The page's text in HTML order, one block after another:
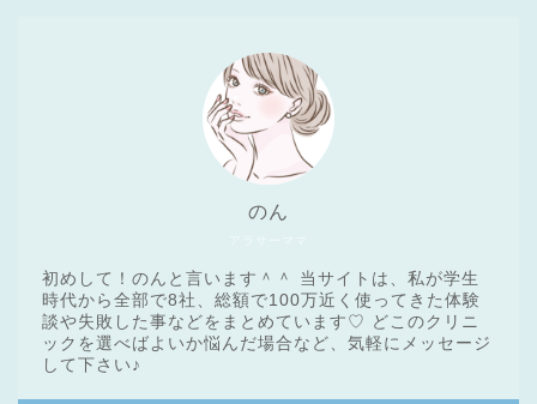
のん
初めして！のんと言います＾＾ 当サイトは、私が学生
時代から全部で8社、総額で100万近く使ってきた体験
談や失敗した事などをまとめています♡ どこのクリニ
ックを選べばよいか悩んだ場合など、気軽にメッセージ
して下さい♪